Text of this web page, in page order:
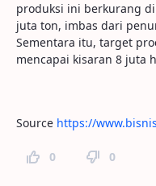
produksi ini berkurang
juta ton, imbas dari
Sementara itu, target
mencapai kisaran 8 juta
Source https://
0 0